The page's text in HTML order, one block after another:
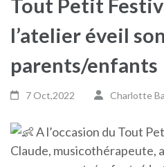
Tout Petit
l’atelier éveil
parents/enfants
7 Oct,2022 Charlotte
A l’occasion du Tout
Claude, musicothérapeute,